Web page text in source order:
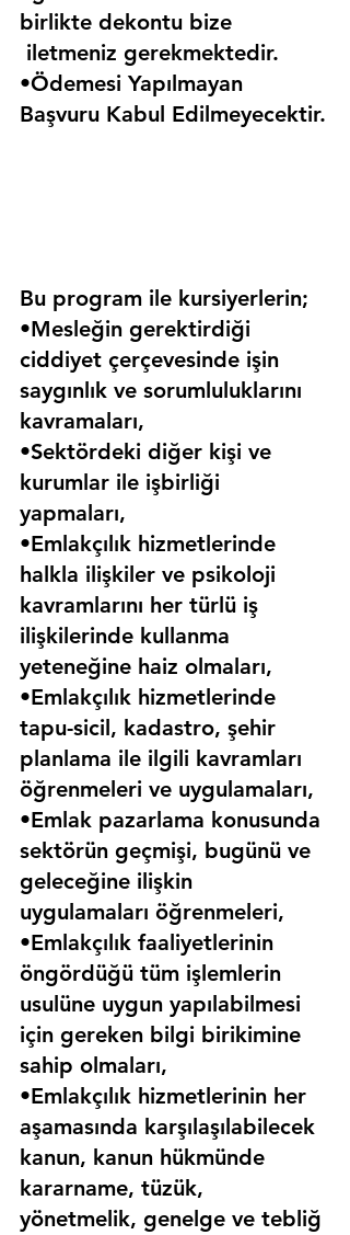
birlikte dekontu bize
iletmeniz gerekmektedir.
•Ödemesi Yapılmayan
Başvuru Kabul Edilmeyecektir.
Bu program ile kursiyerlerin;
•Mesleğin gerektirdiği
ciddiyet çerçevesinde işin
saygınlık ve sorumluluklarını
kavramaları,
•Sektördeki diğer kişi ve
kurumlar ile işbirliği
yapmaları,
•Emlakçılık hizmetlerinde
halkla ilişkiler ve psikoloji
kavramlarını her türlü iş
ilişkilerinde kullanma
yeteneğine haiz olmaları,
•Emlakçılık hizmetlerinde
tapu-sicil, kadastro, şehir
planlama ile ilgili kavramları
öğrenmeleri ve uygulamaları,
•Emlak pazarlama konusunda
sektörün geçmişi, bugünü ve
geleceğine ilişkin
uygulamaları öğrenmeleri,
•Emlakçılık faaliyetlerinin
öngördüğü tüm işlemlerin
usulüne uygun yapılabilmesi
için gereken bilgi birikimine
sahip olmaları,
•Emlakçılık hizmetlerinin her
aşamasında karşılaşılabilecek
kanun, kanun hükmünde
kararname, tüzük,
yönetmelik, genelge ve tebliğ